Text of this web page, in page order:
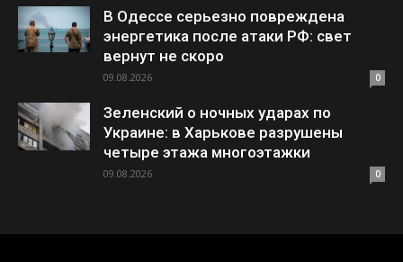
В Одессе серьезно повреждена
энергетика после атаки РФ: свет
вернут не скоро
09.08.2026 0
Зеленский о ночных ударах по
Украине: в Харькове разрушены
четыре этажа многоэтажки
09.08.2026 0